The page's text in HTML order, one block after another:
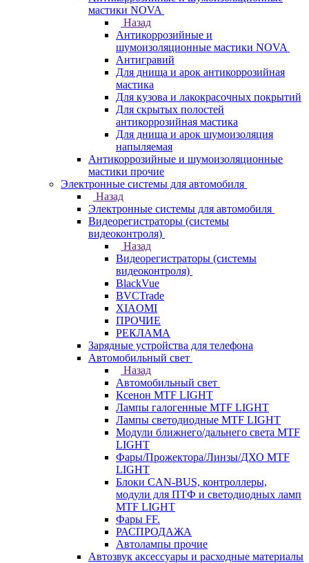
мастики NOVA
Назад
Антикоррозийные и
шумоизоляционные мастики NOVA
Антигравий
Для днища и арок антикоррозийная
мастика
Для кузова и лакокрасочных покрытий
Для скрытых полостей
антикоррозийная мастика
Для днища и арок шумоизоляция
напыляемая
Антикоррозийные и шумоизоляционные
мастики прочие
Электронные системы для автомобиля
Назад
Электронные системы для автомобиля
Видеорегистраторы (системы
видеоконтроля)
Назад
Видеорегистраторы (системы
видеоконтроля)
BlackVue
BVCTrade
XIAOMI
ПРОЧИЕ
РЕКЛАМА
Зарядные устройства для телефона
Автомобильный свет
Назад
Автомобильный свет
Ксенон MTF LIGHT
Лампы галогенные MTF LIGHT
Лампы светодиодные MTF LIGHT
Модули ближнего/дальнего света MTF
LIGHT
Фары/Прожектора/Линзы/ДХО MTF
LIGHT
Блоки CAN-BUS, контроллеры,
модули для ПТФ и светодиодных ламп
MTF LIGHT
Фары FF.
РАСПРОДАЖА
Автолампы прочие
Автозвук аксессуары и расходные материалы